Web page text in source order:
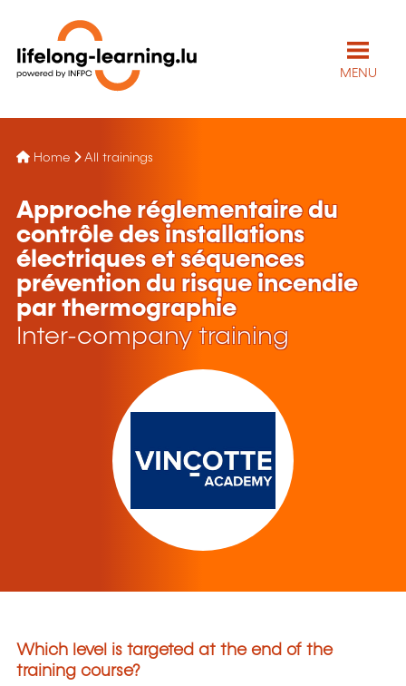
MENU
Home All trainings
Approche réglementaire du
contrôle des installations
électriques et séquences
prévention du risque incendie
par thermographie
Inter-company training
Which level is targeted at the end of the
training course?